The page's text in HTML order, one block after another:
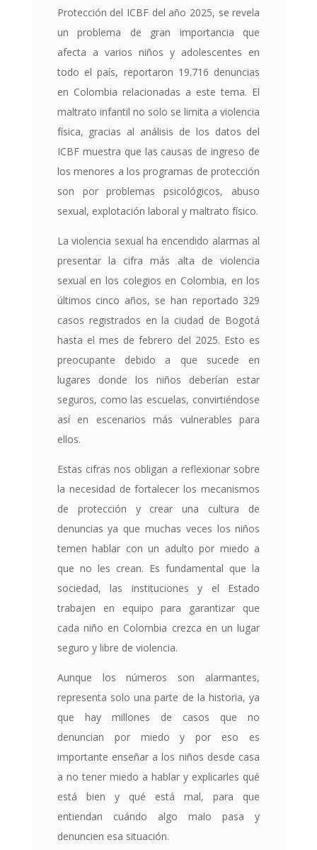
Protección del ICBF del año 2025, se revela
un problema de gran importancia que
afecta a varios niños y adolescentes en
todo el país, reportaron 19.716 denuncias
en Colombia relacionadas a este tema. El
maltrato infantil no solo se limita a violencia
física, gracias al análisis de los datos del
ICBF muestra que las causas de ingreso de
los menores a los programas de protección
son por problemas psicológicos, abuso
sexual, explotación laboral y maltrato físico.
La violencia sexual ha encendido alarmas al
presentar la cifra más alta de violencia
sexual en los colegios en Colombia, en los
últimos cinco años, se han reportado 329
casos registrados en la ciudad de Bogotá
hasta el mes de febrero del 2025. Esto es
preocupante debido a que sucede en
lugares donde los niños deberían estar
seguros, como las escuelas, convirtiéndose
así en escenarios más vulnerables para
ellos.
Estas cifras nos obligan a reflexionar sobre
la necesidad de fortalecer los mecanismos
de protección y crear una cultura de
denuncias ya que muchas veces los niños
temen hablar con un adulto por miedo a
que no les crean. Es fundamental que la
sociedad, las instituciones y el Estado
trabajen en equipo para garantizar que
cada niño en Colombia crezca en un lugar
seguro y libre de violencia.
Aunque los números son alarmantes,
representa solo una parte de la historia, ya
que hay millones de casos que no
denuncian por miedo y por eso es
importante enseñar a los niños desde casa
a no tener miedo a hablar y explicarles qué
está bien y qué está mal, para que
entiendan cuándo algo malo pasa y
denuncien esa situación.